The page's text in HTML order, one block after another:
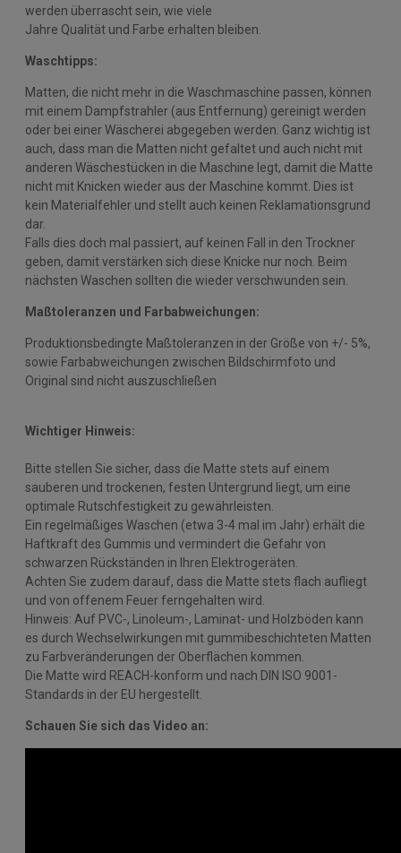
werden überrascht sein, wie viele
Jahre Qualität und Farbe erhalten bleiben.
Waschtipps:
Matten, die nicht mehr in die Waschmaschine passen, können
mit einem Dampfstrahler (aus Entfernung) gereinigt werden
oder bei einer Wäscherei abgegeben werden. Ganz wichtig ist
auch, dass man die Matten nicht gefaltet und auch nicht mit
anderen Wäschestücken in die Maschine legt, damit die Matte
nicht mit Knicken wieder aus der Maschine kommt. Dies ist
kein Materialfehler und stellt auch keinen Reklamationsgrund
dar.
Falls dies doch mal passiert, auf keinen Fall in den Trockner
geben, damit verstärken sich diese Knicke nur noch. Beim
nächsten Waschen sollten die wieder verschwunden sein.
Maßtoleranzen und Farbabweichungen:
Produktionsbedingte Maßtoleranzen in der Größe von +/- 5%,
sowie Farbabweichungen zwischen Bildschirmfoto und
Original sind nicht auszuschließen
Wichtiger Hinweis:
Bitte stellen Sie sicher, dass die Matte stets auf einem
sauberen und trockenen, festen Untergrund liegt, um eine
optimale Rutschfestigkeit zu gewährleisten.
Ein regelmäßiges Waschen (etwa 3-4 mal im Jahr) erhält die
Haftkraft des Gummis und vermindert die Gefahr von
schwarzen Rückständen in Ihren Elektrogeräten.
Achten Sie zudem darauf, dass die Matte stets flach aufliegt
und von offenem Feuer ferngehalten wird.
Hinweis: Auf PVC-, Linoleum-, Laminat- und Holzböden kann
es durch Wechselwirkungen mit gummibeschichteten Matten
zu Farbveränderungen der Oberflächen kommen.
Die Matte wird REACH-konform und nach DIN ISO 9001-
Standards in der EU hergestellt.
Schauen Sie sich das Video an: